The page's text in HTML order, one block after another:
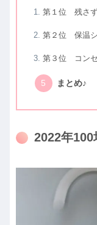
第１位 残さず
第２位 保温シ
第３位 コンセ
まとめ♪
2022年100